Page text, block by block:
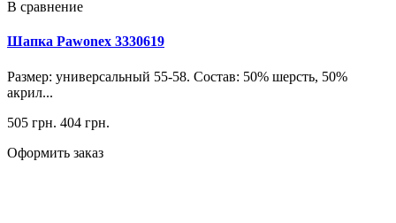
В сравнение
Шапка Pawonex 3330619
Размер: универсальный 55-58. Состав: 50% шерсть, 50%
акрил...
505 грн. 404 грн.
Оформить заказ